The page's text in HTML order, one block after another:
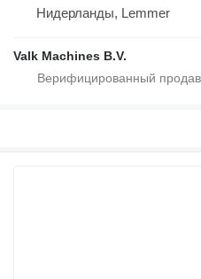
Нидерланды, Lemmer
Valk Machines B.V.